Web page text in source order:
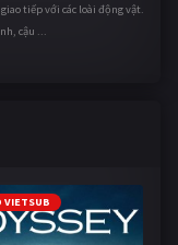
tiếp với các loài động vật.
cậu ...
VIETSUB